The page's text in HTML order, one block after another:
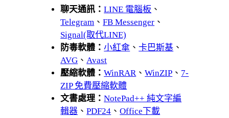
聊天通訊：LINE 電腦板 、
Telegram 、FB Messenger 、
Signal(取代LINE)
防毒軟體：小紅傘 、卡巴斯基 、
AVG 、 Avast
壓縮軟體：WinRAR 、WinZIP 、 7-
ZIP 免費壓縮軟體
文書處理：NotePad++ 純文字編
輯器 、PDF24 、Office下載